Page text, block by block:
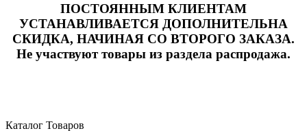
ПОСТОЯННЫМ КЛИЕНТАМ
УСТАНАВЛИВАЕТСЯ ДОПОЛНИТЕЛЬНА
СКИДКА, НАЧИНАЯ СО ВТОРОГО ЗАКАЗА.
Не участвуют товары из раздела распродажа.
Каталог Товаров